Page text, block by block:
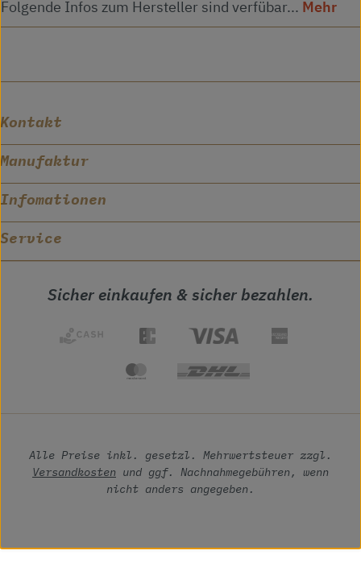
Folgende Infos zum Hersteller sind verfübar... Mehr
Kontakt
Manufaktur
Infomationen
Service
Sicher einkaufen & sicher bezahlen.
Alle Preise inkl. gesetzl. Mehrwertsteuer zzgl.
Versandkosten und ggf. Nachnahmegebühren, wenn
nicht anders angegeben.